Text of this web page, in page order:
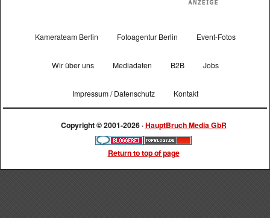
Kamerateam Berlin Fotoagentur Berlin Event-Fotos
Wir über uns Mediadaten B2B Jobs
Impressum / Datenschutz Kontakt
Copyright © 2001-2026 ·HauptBruch Media GbR
Return to top of page